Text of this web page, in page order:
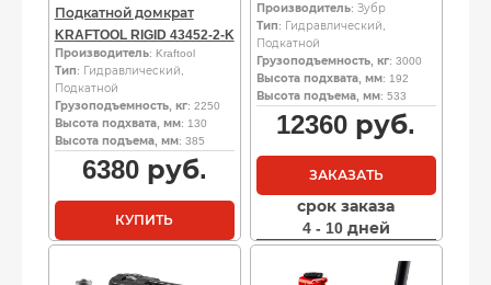
Подкатной домкрат
KRAFTOOL RIGID 43452-2-K
Производитель: Kraftool
Тип: Гидравлический,
Подкатной
Грузоподъемность, кг: 2250
Высота подхвата, мм: 130
Высота подъема, мм: 385
6380руб.
КУПИТЬ
Производитель: Зубр
Тип: Гидравлический,
Подкатной
Грузоподъемность, кг: 3000
Высота подхвата, мм: 192
Высота подъема, мм: 533
12360 руб.
ЗАКАЗАТЬ
срок заказа
4 - 10 дней